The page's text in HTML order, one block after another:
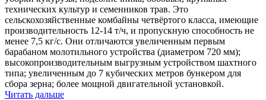
технических культур и семенников трав. Это
сельскохозяйственные комбайны четвёртого класса, имеющие
производительность 12-14 т/ч, и пропускную способность не
менее 7,5 кг/с. Они отличаются увеличенным первым
барабаном молотильного устройства (диаметром 720 мм);
высокопроизводительным выгрузным устройством шахтного
типа; увеличенным до 7 кубических метров бункером для
сбора зерна; более мощной двигательной установкой.
Читать дальше